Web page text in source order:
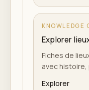
KNOWLEDGE
Explorer
Fiches de
avec
Explorer